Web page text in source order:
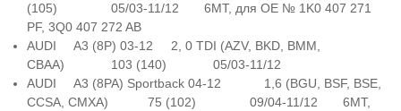
(105) 05/03-11/12 6MT, для OE № 1K0 407 271
PF, 3Q0 407 272 AB
AUDI A3 (8P) 03-12 2, 0 TDI (AZV, BKD, BMM,
CBAA) 103 (140) 05/03-11/12
AUDI A3 (8PA) Sportback 04-12 1,6 (BGU, BSF, BSE,
CCSA, CMXA) 75 (102) 09/04-11/12 6MT,